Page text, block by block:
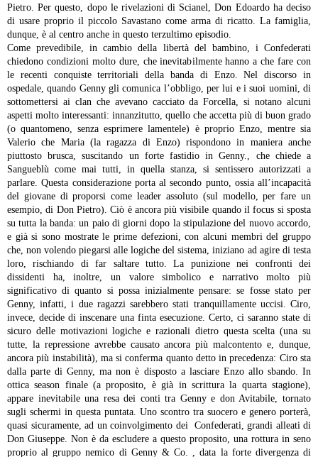
Pietro. Per questo, dopo le rivelazioni di Scianel, Don Edoardo ha deciso
di usare proprio il piccolo Savastano come arma di ricatto. La famiglia,
dunque, è al centro anche in questo terzultimo episodio.
Come prevedibile, in cambio della libertà del bambino, i Confederati
chiedono condizioni molto dure, che inevitabilmente hanno a che fare con
le recenti conquiste territoriali della banda di Enzo. Nel discorso in
ospedale, quando Genny gli comunica l’obbligo, per lui e i suoi uomini, di
sottomettersi ai clan che avevano cacciato da Forcella, si notano alcuni
aspetti molto interessanti: innanzitutto, quello che accetta più di buon grado
(o quantomeno, senza esprimere lamentele) è proprio Enzo, mentre sia
Valerio che Maria (la ragazza di Enzo) rispondono in maniera anche
piuttosto brusca, suscitando un forte fastidio in Genny., che chiede a
Sangueblù come mai tutti, in quella stanza, si sentissero autorizzati a
parlare. Questa considerazione porta al secondo punto, ossia all’incapacità
del giovane di proporsi come leader assoluto (sul modello, per fare un
esempio, di Don Pietro). Ciò è ancora più visibile quando il focus si sposta
su tutta la banda: un paio di giorni dopo la stipulazione del nuovo accordo,
e già si sono mostrate le prime defezioni, con alcuni membri del gruppo
che, non volendo piegarsi alle logiche del sistema, iniziano ad agire di testa
loro, rischiando di far saltare tutto.
La punizione nei confronti dei
dissidenti ha, inoltre, un valore simbolico e narrativo molto più
significativo di quanto si possa inizialmente pensare: se fosse stato per
Genny, infatti, i due ragazzi sarebbero stati tranquillamente uccisi. Ciro,
invece, decide di inscenare una finta esecuzione. Certo, ci saranno state di
sicuro delle motivazioni logiche e razionali dietro questa scelta (una su
tutte, la repressione avrebbe causato ancora più malcontento e, dunque,
ancora più instabilità), ma si conferma quanto detto in precedenza: Ciro sta
dalla parte di Genny, ma non è disposto a lasciare Enzo allo sbando.
In
ottica season finale (a proposito, è già in scrittura la quarta stagione),
appare inevitabile una resa dei conti tra Genny e don Avitabile, tornato
sugli schermi in questa puntata. Uno scontro tra suocero e genero porterà,
quasi sicuramente, ad un coinvolgimento dei Confederati, grandi alleati di
Don Giuseppe. Non è da escludere a questo proposito, una rottura in seno
proprio al gruppo nemico di Genny & Co. , data la forte divergenza di